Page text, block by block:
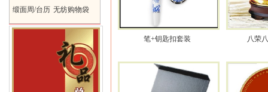
缎面周/台历 无纺购物袋
笔+钥匙扣套装 八荣